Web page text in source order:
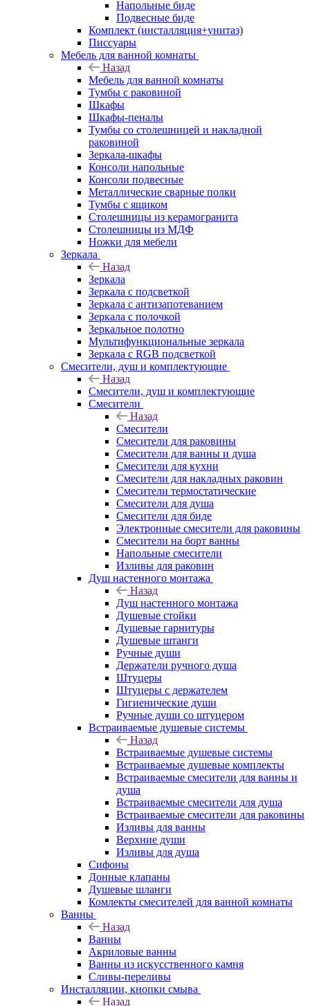
Напольные биде
Подвесные биде
Комплект (инсталляция+унитаз)
Писсуары
Мебель для ванной комнаты
Назад
Мебель для ванной комнаты
Тумбы с раковиной
Шкафы
Шкафы-пеналы
Тумбы со столешницей и накладной
раковиной
Зеркала-шкафы
Консоли напольные
Консоли подвесные
Металлические сварные полки
Тумбы с ящиком
Столешницы из керамогранита
Столешницы из МДФ
Ножки для мебели
Зеркала
Назад
Зеркала
Зеркала с подсветкой
Зеркала с антизапотеванием
Зеркала с полочкой
Зеркальное полотно
Мультифункциональные зеркала
Зеркала c RGB подсветкой
Смесители, душ и комплектующие
Назад
Смесители, душ и комплектующие
Смесители
Назад
Смесители
Смесители для раковины
Смесители для ванны и душа
Смесители для кухни
Смесители для накладных раковин
Смесители термостатические
Смесители для душа
Смесители для биде
Электронные смесители для раковины
Смесители на борт ванны
Напольные смесители
Изливы для раковин
Душ настенного монтажа
Назад
Душ настенного монтажа
Душевые стойки
Душевые гарнитуры
Душевые штанги
Ручные души
Держатели ручного душа
Штуцеры
Штуцеры с держателем
Гигиенические души
Ручные души со штуцером
Встраиваемые душевые системы
Назад
Встраиваемые душевые системы
Встраиваемые душевые комплекты
Встраиваемые смесители для ванны и
душа
Встраиваемые смесители для душа
Встраиваемые смесители для раковины
Изливы для ванны
Верхние души
Изливы для душа
Сифоны
Донные клапаны
Душевые шланги
Комлекты смесителей для ванной комнаты
Ванны
Назад
Ванны
Акриловые ванны
Ванны из искусственного камня
Сливы-переливы
Инсталляции, кнопки смыва
Назад